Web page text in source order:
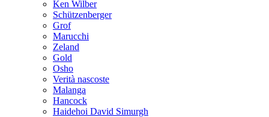
Ken Wilber
Schützenberger
Grof
Marucchi
Zeland
Gold
Osho
Verità nascoste
Malanga
Hancock
Haidehoi David Simurgh